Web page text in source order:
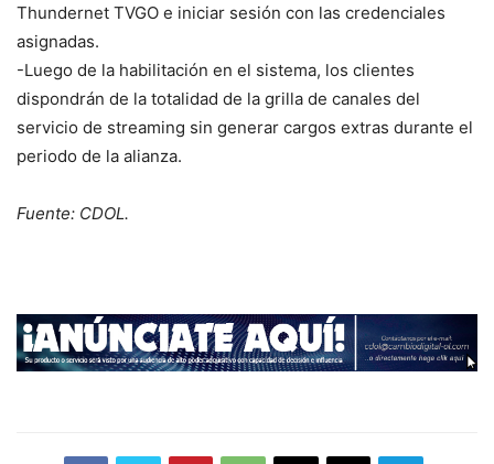
Thundernet TVGO e iniciar sesión con las credenciales
asignadas.
-Luego de la habilitación en el sistema, los clientes
dispondrán de la totalidad de la grilla de canales del
servicio de streaming sin generar cargos extras durante el
periodo de la alianza.
Fuente: CDOL.